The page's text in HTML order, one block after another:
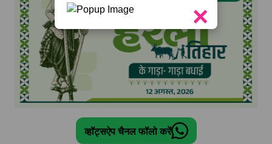
×
व्हॉट्सऐप चैनल फॉलो करें